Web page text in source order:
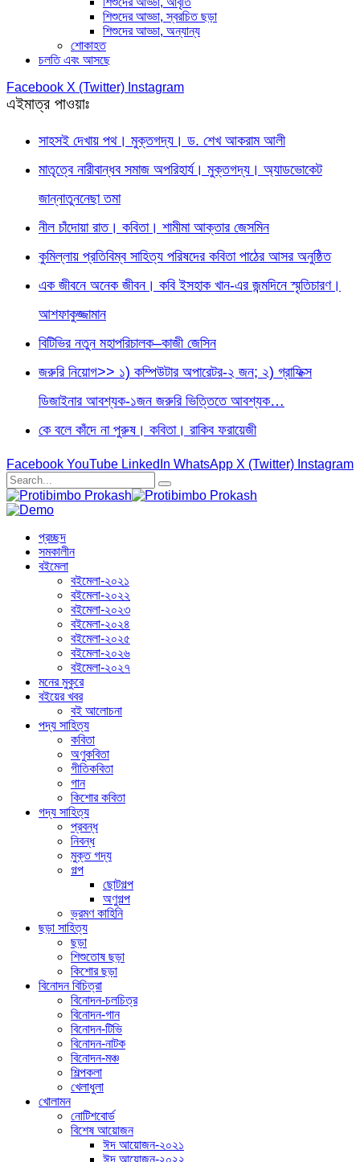
শিশুদের আড্ডা, স্বরচিত ছড়া
শিশুদের আড্ডা, অন্যান্য
শোকাহত
চলতি এবং আসছে
Facebook X (Twitter) Instagram
এইমাত্র পাওয়াঃ
সাহসই দেখায় পথ। মুক্তগদ্য। ড. শেখ আকরাম আলী
মাতৃত্বে নারীবান্ধব সমাজ অপরিহার্য। মুক্তগদ্য। অ্যাডভোকেট
জান্নাতুননেছা তমা
নীল চাঁদোয়া রাত। কবিতা। শামীমা আক্তার জেসমিন
কুমিল্লায় প্রতিবিম্ব সাহিত্য পরিষদের কবিতা পাঠের আসর অনুষ্ঠিত
এক জীবনে অনেক জীবন। কবি ইসহাক খান-এর জন্মদিনে স্মৃতিচারণ।
আশফাকুজ্জামান
বিটিভির নতুন মহাপরিচালক–কাজী জেসিন
জরুরি নিয়োগ>> ১) কম্পিউটার অপারেটর-২ জন; ২) গ্রাফিক্স
ডিজাইনার আবশ্যক-১জন জরুরি ভিত্তিতে আবশ্যক…
কে বলে কাঁদে না পুরুষ। কবিতা। রাকিব ফরায়েজী
Facebook YouTube LinkedIn WhatsApp X (Twitter) Instagram
প্রচ্ছদ
সমকালীন
বইমেলা
বইমেলা-২০২১
বইমেলা-২০২২
বইমেলা-২০২৩
বইমেলা-২০২৪
বইমেলা-২০২৫
বইমেলা-২০২৬
বইমেলা-২০২৭
মনের মুকুরে
বইয়ের খবর
বই আলোচনা
পদ্য সাহিত্য
কবিতা
অণুকবিতা
গীতিকবিতা
গান
কিশোর কবিতা
গদ্য সাহিত্য
প্রবন্ধ
নিবন্ধ
মুক্ত গদ্য
গল্প
ছোটগল্প
অণুগল্প
ভ্রমণ কাহিনি
ছড়া সাহিত্য
ছড়া
শিশুতোষ ছড়া
কিশোর ছড়া
বিনোদন বিচিত্রা
বিনোদন-চলচিত্র
বিনোদন-গান
বিনোদন-টিভি
বিনোদন-নাটক
বিনোদন-মঞ্চ
শিল্পকলা
খেলাধুলা
খোলামন
নোটিশবোর্ড
বিশেষ আয়োজন
ঈদ আয়োজন-২০২১
ঈদ আয়োজন-২০২২